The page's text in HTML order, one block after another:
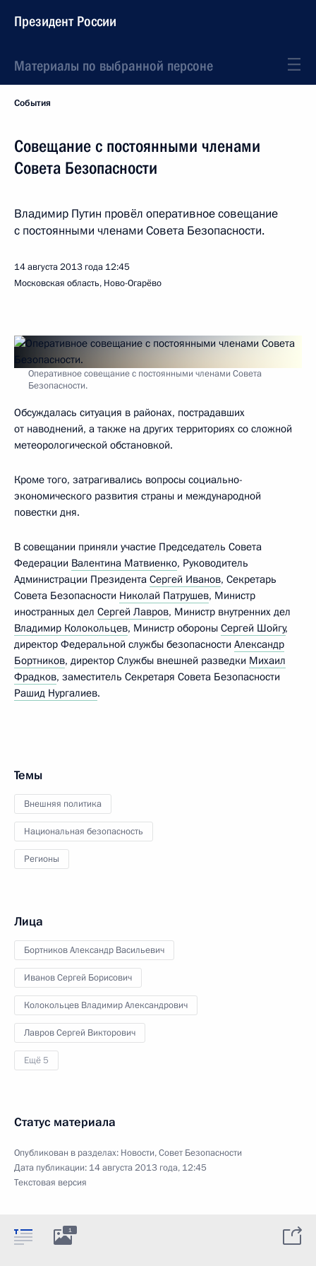
Президент России
Материалы по выбранной персоне
События
Совещание с постоянными членами
Совета Безопасности
Владимир Путин провёл оперативное совещание
с постоянными членами Совета Безопасности.
14 августа 2013 года 12:45
Московская область, Ново-Огарёво
Оперативное совещание с постоянными членами Совета
Безопасности.
Обсуждалась ситуация в районах, пострадавших
от наводнений, а также на других территориях со сложной
метеорологической обстановкой.
Кроме того, затрагивались вопросы социально-
экономического развития страны и международной
повестки дня.
В совещании приняли участие Председатель Совета
Федерации Валентина Матвиенко, Руководитель
Администрации Президента Сергей Иванов, Секретарь
Совета Безопасности Николай Патрушев, Министр
иностранных дел Сергей Лавров, Министр внутренних дел
Владимир Колокольцев, Министр обороны Сергей Шойгу,
директор Федеральной службы безопасности Александр
Бортников, директор Службы внешней разведки Михаил
Фрадков, заместитель Секретаря Совета Безопасности
Рашид Нургалиев.
Темы
Внешняя политика
Национальная безопасность
Регионы
Лица
Бортников Александр Васильевич
Иванов Сергей Борисович
Колокольцев Владимир Александрович
Лавров Сергей Викторович
Ещё 5
Статус материала
Опубликован в разделах: Новости,Совет Безопасности
Дата публикации: 14 августа 2013 года, 12:45
Текстовая версия
1